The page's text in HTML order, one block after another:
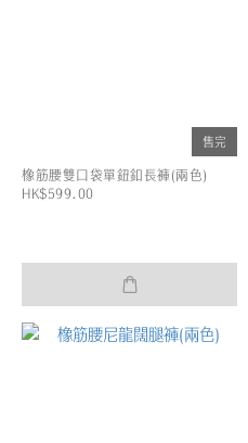
售完
橡筋腰雙口袋單鈕釦長褲(兩色)
HK$599.00